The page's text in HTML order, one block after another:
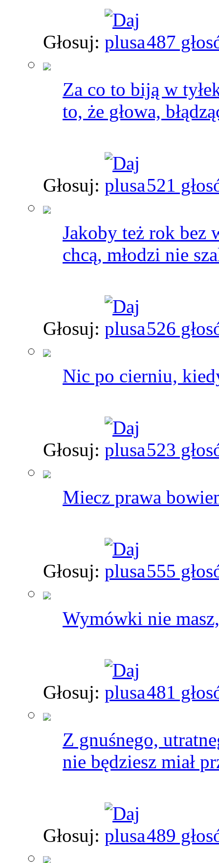
Głosuj: 487
Za co to biją w
to, że głowa,
Głosuj: 521
Jakoby też rok bez
chcą, młodzi nie
Głosuj: 526
Nic po cierniu,
Głosuj: 523
Miecz prawa
Głosuj: 555
Wymówki nie
Głosuj: 481
Z gnuśnego,
nie będziesz miał
Głosuj: 489